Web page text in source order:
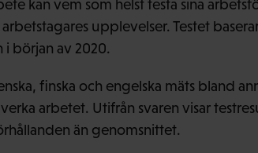
kan vem som helst testa sina
upplevelser. Testet
i början av 2020.
finska och engelska mäts bland
arbetet. Utifrån svaren visar
än genomsnittet.